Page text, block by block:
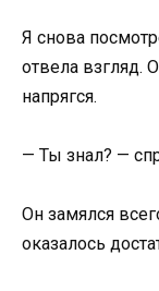
Я снова
отвела взгляд.
напрягся.
— Ты знал? —
Он замялся
оказалось